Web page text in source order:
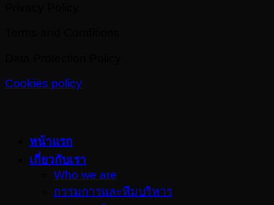
Cookies policy
หน้าแรก
เกี่ยวกับเรา
Who we are
กรรมการและทีมบริหาร